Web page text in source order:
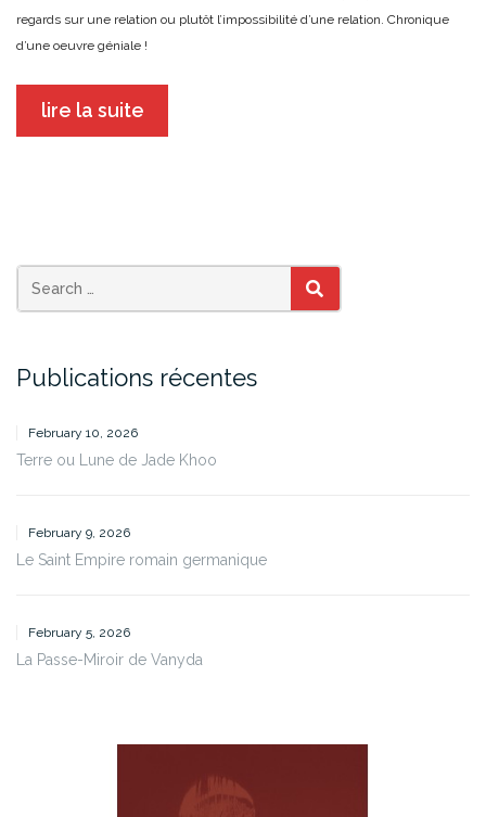
regards sur une relation ou plutôt l’impossibilité d’une relation. Chronique
d’une oeuvre géniale !
lire la suite
SEARCH
Publications récentes
February 10, 2026
Terre ou Lune de Jade Khoo
February 9, 2026
Le Saint Empire romain germanique
February 5, 2026
La Passe-Miroir de Vanyda